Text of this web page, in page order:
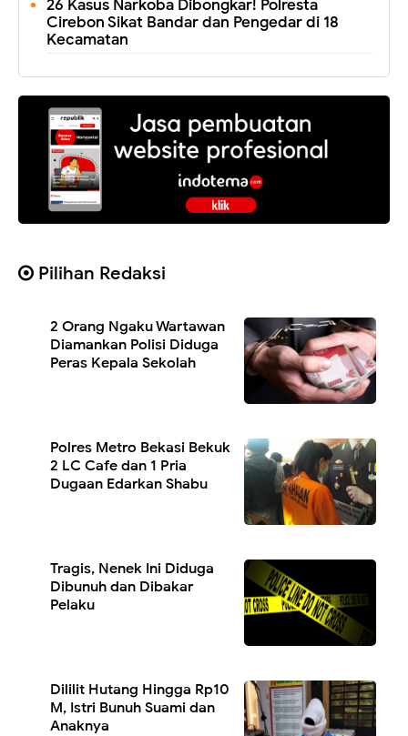
26 Kasus Narkoba Dibongkar! Polresta
Cirebon Sikat Bandar dan Pengedar di 18
Kecamatan
Pilihan Redaksi
2 Orang Ngaku Wartawan
Diamankan Polisi Diduga
Peras Kepala Sekolah
Polres Metro Bekasi Bekuk
2 LC Cafe dan 1 Pria
Dugaan Edarkan Shabu
Tragis, Nenek Ini Diduga
Dibunuh dan Dibakar
Pelaku
Dililit Hutang Hingga Rp10
M, Istri Bunuh Suami dan
Anaknya